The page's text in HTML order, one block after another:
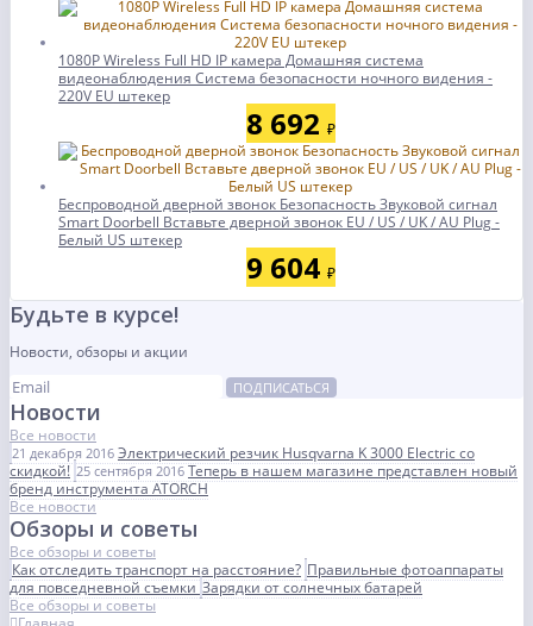
1080P Wireless Full HD IP камера Домашняя система
видеонаблюдения Система безопасности ночного видения -
220V EU штекер
8 692 ₽
Беспроводной дверной звонок Безопасность Звуковой сигнал
Smart Doorbell Вставьте дверной звонок EU / US / UK / AU Plug -
Белый US штекер
9 604 ₽
Будьте в курсе!
Новости, обзоры и акции
ПОДПИСАТЬСЯ
Новости
Все новости
21 декабря 2016 Электрический резчик Husqvarna K 3000 Electric со
скидкой! 25 сентября 2016 Теперь в нашем магазине представлен новый
бренд инструмента ATORCH
Все новости
Обзоры и советы
Все обзоры и советы
Как отследить транспорт на расстояние? Правильные фотоаппараты
для повседневной съемкиЗарядки от солнечных батарей
Все обзоры и советы